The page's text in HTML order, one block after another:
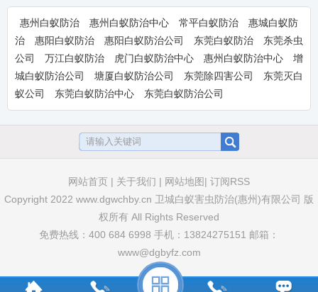
卫豹·10%吡虫啉悬浮剂-惠州淡水装
修预防白蚁杀白药物-惠
卫豹·卫喜2.5%氟虫腈悬浮剂-惠州装
修预防白蚁杀白药品-
卫豹·卫喜2.5%氟虫腈悬浮剂,惠州装修预
防白蚁药,惠州杀白...
大光明白蚁药水-装修预防家用户外消
灭白蚂蚁灭治树木园林土壤
大光明白蚁药水，装修预防家用户外消灭
白蚂蚁灭治树木园林土壤地...
惠州白蚁防治 惠州白蚁防治中心 常平白蚁防治
惠城白蚁防
治
惠阳白蚁防治 惠阳白蚁防治公司 东莞白蚁防治
东莞杀虫
公司
万江白蚁防治 虎门白蚁防治中心 惠州白蚁防治中心
增
城白蚁防治公司
塘厦白蚁防治公司 东莞除四害公司
东莞灭白
蚁公司
东莞白蚁防治中心 东莞白蚁防治公司
网站首页 | 关于我们 | 网站地图| 订阅RSS
Copyright 2022 www.dgwchby.cn 卫城白蚁害虫防治(惠州)有限公司 版
权所有 All Rights Reserved
免费热线：400 684 6998 手机：13824275151 邮箱：
www@dgbyfz.com